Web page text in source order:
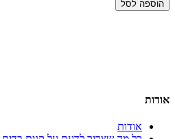
הוספה לסל
אודות
אודות